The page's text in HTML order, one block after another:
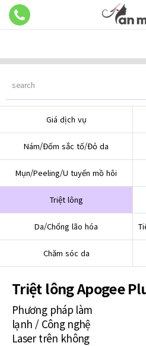
Giá dịch vụ
Nám/Đốm sắc tố/Đỏ da
Mụn/Peeling/U tuyến mồ hôi
Triệt lông
Da/Chống lão hóa
Chăm sóc da
Triệt lông Apogee
Phương pháp làm
lạnh / Công nghệ
Laser trên không